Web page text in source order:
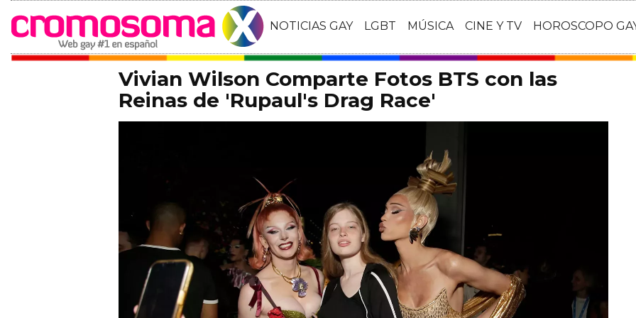
NOTICIAS GAY LGBT MÚSICA CINE Y TV HOROSCOPO
Vivian Wilson Comparte Fotos BTS con las
Reinas de 'Rupaul's Drag Race'